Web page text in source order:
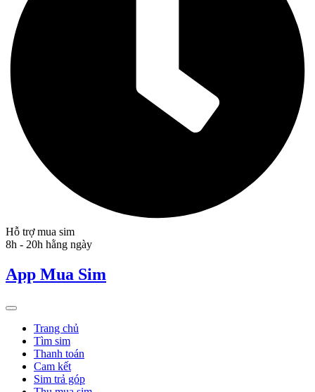
Hỗ trợ mua sim
8h - 20h hằng ngày
App Mua Sim
Trang chủ
Tìm sim
Thanh toán
Cam kết
Sim trả góp